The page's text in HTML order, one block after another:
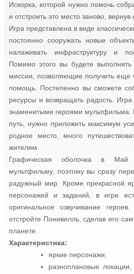
Искорка, которой нужно помочь
и отстроить это место заново, вернув
Игра представлена в виде
постоянно сооружать новые
налаживать инфраструктуру и
Помимо этого вы будете
миссии, позволяющие получить еще
помощь. Постепенно вы сможете
ресурсы и возвращать радость.
знаменитыми героями мультфильма.
путь, нужно приложить максимум
родное место, много
жителям.
Графическая оболочка в
мультфильму, поэтому вы сразу
радужный мир. Кроме прекрасной
персонажей и заданий, в игре
оригинальное озвучивание
отстройте Понивилль, сделав его
планете.
Характеристика:
яркие персонажи;
разноплановые